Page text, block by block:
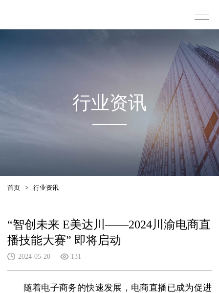
行业资讯
首页 > 行业资讯
“智创未来 E美达川——2024川渝电商直
播技能大赛” 即将启动
2024-05-20 131
随着电子商务的快速发展，电商直播已成为促进